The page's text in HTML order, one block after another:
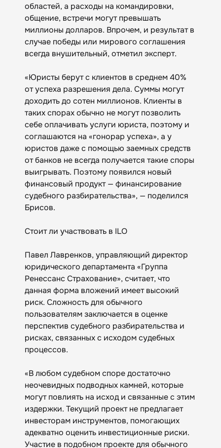
областей, а расходы на командировки,
общение, встречи могут превышать
миллионы долларов. Впрочем, и результат в
случае победы или мирового соглашения
всегда внушительный, отметил эксперт.
«Юристы берут с клиентов в среднем 40%
от успеха разрешения дела. Суммы могут
доходить до сотен миллионов. Клиенты в
таких спорах обычно не могут позволить
себе оплачивать услуги юриста, поэтому и
соглашаются на «гонорар успеха», а у
юристов даже с помощью заемных средств
от банков не всегда получается такие споры
выигрывать. Поэтому появился новый
финансовый продукт — финансирование
судебного разбирательства», — поделился
Брисов.
Стоит ли участвовать в ILO
Павел Лавренков, управляющий директор
юридического департамента «Группа
Ренессанс Страхование», считает, что
данная форма вложений имеет высокий
риск. Сложность для обычного
пользователям заключается в оценке
перспектив судебного разбирательства и
рисках, связанных с исходом судебных
процессов.
«В любом судебном споре достаточно
неочевидных подводных камней, которые
могут повлиять на исход и связанные с этим
издержки. Текущий проект не предлагает
инвесторам инструментов, помогающих
адекватно оценить инвестиционные риски.
Участие в подобном проекте для обычного